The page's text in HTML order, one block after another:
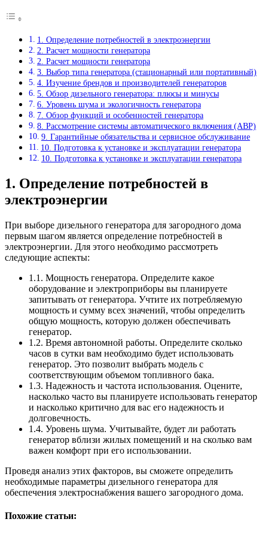
1. Определение потребностей в электроэнергии
2. Расчет мощности генератора
2. Расчет мощности генератора
3. Выбор типа генератора (стационарный или портативный)
4. Изучение брендов и производителей генераторов
5. Обзор дизельного генератора: плюсы и минусы
6. Уровень шума и экологичность генератора
7. Обзор функций и особенностей генератора
8. Рассмотрение системы автоматического включения (АВР)
9. Гарантийные обязательства и сервисное обслуживание
10. Подготовка к установке и эксплуатации генератора
10. Подготовка к установке и эксплуатации генератора
1. Определение потребностей в
электроэнергии
При выборе дизельного генератора для загородного дома
первым шагом является определение потребностей в
электроэнергии. Для этого необходимо рассмотреть
следующие аспекты:
1.1. Мощность генератора. Определите какое
оборудование и электроприборы вы планируете
запитывать от генератора. Учтите их потребляемую
мощность и сумму всех значений, чтобы определить
общую мощность, которую должен обеспечивать
генератор.
1.2. Время автономной работы. Определите сколько
часов в сутки вам необходимо будет использовать
генератор. Это позволит выбрать модель с
соответствующим объемом топливного бака.
1.3. Надежность и частота использования. Оцените,
насколько часто вы планируете использовать генератор
и насколько критично для вас его надежность и
долговечность.
1.4. Уровень шума. Учитывайте, будет ли работать
генератор вблизи жилых помещений и на сколько вам
важен комфорт при его использовании.
Проведя анализ этих факторов, вы сможете определить
необходимые параметры дизельного генератора для
обеспечения электроснабжения вашего загородного дома.
Похожие статьи: